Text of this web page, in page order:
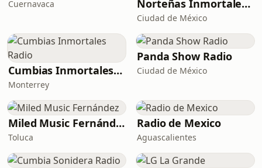
Cuernavaca Norteñas Inmortales Radio
Ciudad de México
Cumbias Inmortales Radio
Monterrey
Panda Show Radio
Ciudad de México
Miled Music Fernández
Toluca
Radio de Mexico
Aguascalientes